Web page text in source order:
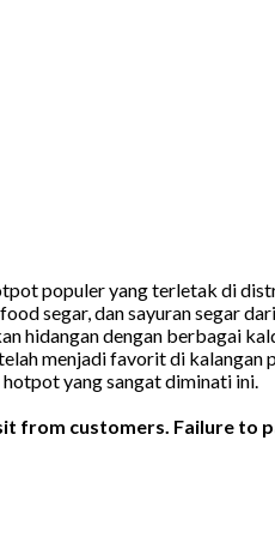
populer yang terletak di
segar, dan sayuran segar
hidangan dengan berbagai
menjadi favorit di
yang sangat diminati ini.
from customers. Failure to